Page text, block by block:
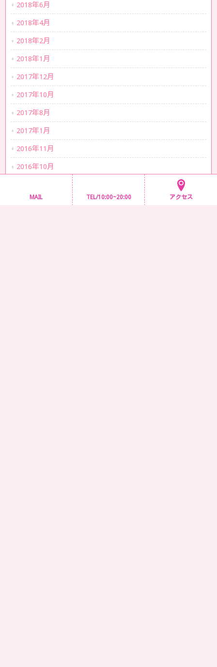
2018年6月
2018年4月
2018年2月
2018年1月
2017年12月
2017年10月
2017年8月
2017年1月
2016年11月
2016年10月
MAIL TEL/10:00~20:00 アクセス